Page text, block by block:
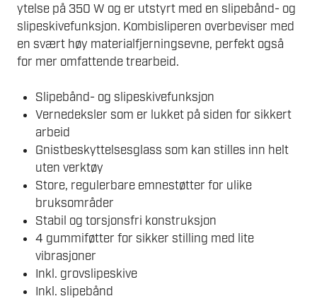
ytelse på 350 W og er utstyrt med en slipebånd- og
slipeskivefunksjon. Kombisliperen overbeviser med
en svært høy materialfjerningsevne, perfekt også
for mer omfattende trearbeid.
Slipebånd- og slipeskivefunksjon
Vernedeksler som er lukket på siden for sikkert
arbeid
Gnistbeskyttelsesglass som kan stilles inn helt
uten verktøy
Store, regulerbare emnestøtter for ulike
bruksområder
Stabil og torsjonsfri konstruksjon
4 gummiføtter for sikker stilling med lite
vibrasjoner
Inkl. grovslipeskive
Inkl. slipebånd